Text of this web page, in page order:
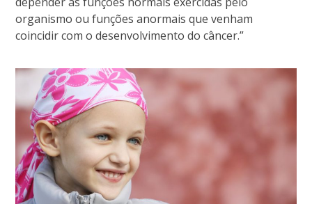
organismo ou funções anormais que venham
coincidir com o desenvolvimento do câncer.”